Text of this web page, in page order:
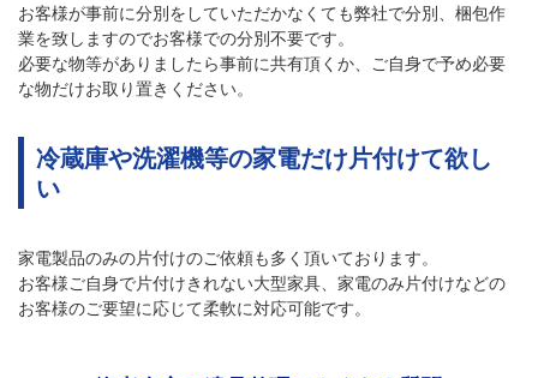
お客様が事前に分別をしていただかなくても弊社で分別、梱包作
業を致しますのでお客様での分別不要です。
必要な物等がありましたら事前に共有頂くか、ご自身で予め必要
な物だけお取り置きください。
冷蔵庫や洗濯機等の家電だけ片付けて欲し
い
家電製品のみの片付けのご依頼も多く頂いております。
お客様ご自身で片付けきれない大型家具、家電のみ片付けなどの
お客様のご要望に応じて柔軟に対応可能です。